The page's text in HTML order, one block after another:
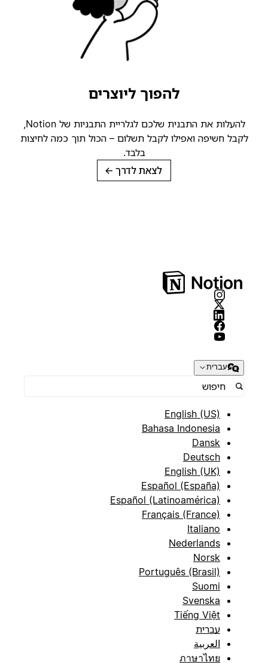
להפוך ליוצרים
להעלות את התבנית שלכם לגלריית התבניות של Notion,
לקבל חשיפה ואפילו לקבל תשלום – הכול תוך כמה לחיצות
בלבד.
לצאת לדרך→
עברית
English (US)
Bahasa Indonesia
Dansk
Deutsch
English (UK)
Español (España)
Español (Latinoamérica)
Français (France)
Italiano
Nederlands
Norsk
Português (Brasil)
Suomi
Svenska
Tiếng Việt
עברית
العربية
ภาษาไทย